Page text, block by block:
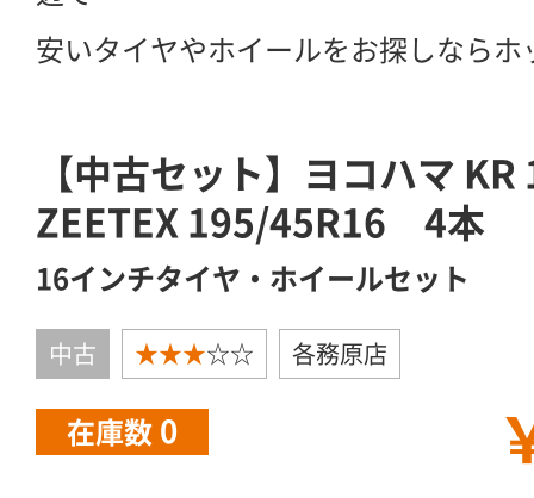
安いタイヤやホイールをお探しなら
【中古セット】ヨコハマ
ZEETEX 195/45R16 4本
16インチタイヤ・ホイールセット
中古 ★★★☆☆ 各務原店
在庫数 0